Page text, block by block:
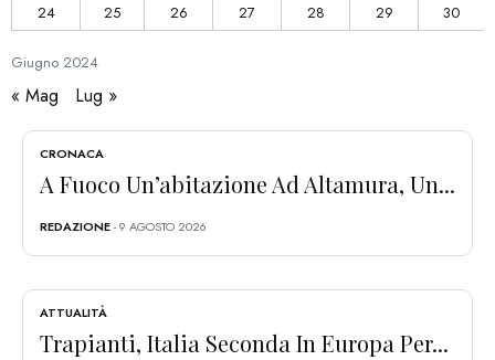
Giugno 2024
24
25 26 27 28 29 30
« Mag Lug »
CRONACA
A Fuoco Un’abitazione Ad Altamura, Un...
REDAZIONE- 9 AGOSTO 2026
ATTUALITÀ
Trapianti, Italia Seconda In Europa Per...